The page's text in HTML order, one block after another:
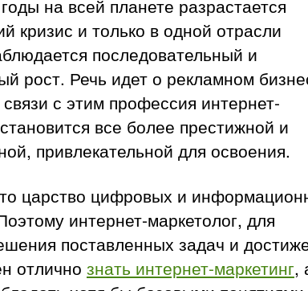
на всей планете разрастается
кризис и только в одной отрасли
последовательный и
рост. Речь идет о рекламном
с этим профессия интернет-
все более престижной и
привлекательной для освоения.
царство цифровых и
интернет-маркетолог, для
поставленных задач и
отлично знать интернет-маркетинг,